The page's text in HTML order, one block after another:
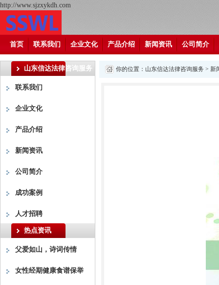
http://www.sjzxykdh.com
首页 联系我们 企业文化 产品介绍 新闻资讯 公司简介
山东信达法律咨询服务
联系我们
企业文化
产品介绍
新闻资讯
公司简介
成功案例
人才招聘
热点资讯
父爱如山，诗词传情
女性经期健康食谱保举
你的位置： 山东信达法律咨询服务 > 新